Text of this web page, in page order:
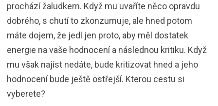
prochází žaludkem. Když mu uvaříte něco opravdu
dobrého, s chutí to zkonzumuje, ale hned potom
máte dojem, že jedl jen proto, aby měl dostatek
energie na vaše hodnocení a následnou kritiku. Když
mu však najíst nedáte, bude kritizovat hned a jeho
hodnocení bude ještě ostřejší. Kterou cestu si
vyberete?